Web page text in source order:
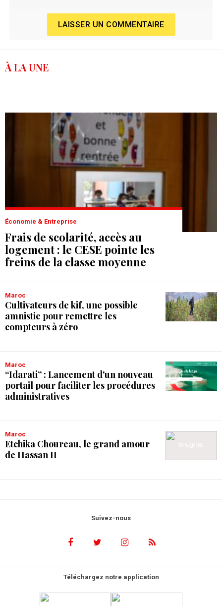
LAISSER UN COMMENTAIRE
À LA UNE
Économie & Entreprise
Frais de scolarité, accès au
logement : le CESE pointe les
freins de la classe moyenne
Maroc
Cultivateurs de kif, une possible
amnistie pour remettre les
compteurs à zéro
Maroc
“Idarati” : Lancement d'un nouveau
portail pour faciliter les procédures
administratives
Maroc
Etchika Choureau, le grand amour
de Hassan II
Suivez-nous
Téléchargez notre application